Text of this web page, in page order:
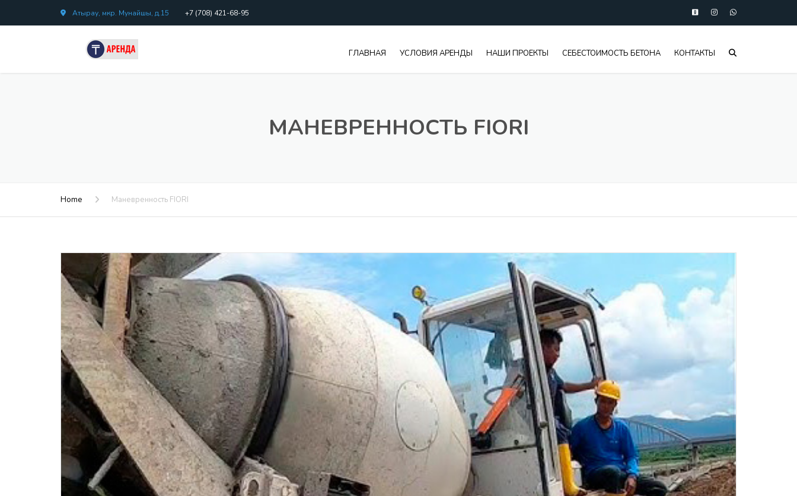
Атырау, мкр. Мунайшы, д.15 +7 (708) 421-68-95
ГЛАВНАЯ УСЛОВИЯ АРЕНДЫ НАШИ ПРОЕКТЫ СЕБЕСТОИМОСТЬ БЕТОНА КОНТАКТЫ
МАНЕВРЕННОСТЬ FIORI
Home Маневренность FIORI